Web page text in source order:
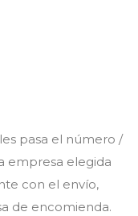
pasa el número /
empresa elegida
con el envío,
de encomienda.